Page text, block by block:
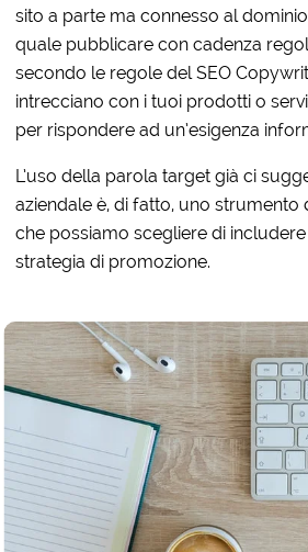
sito a parte ma connesso al
quale pubblicare con cadenza
secondo le regole del SEO
intrecciano con i tuoi prodotti o
per rispondere ad un’esigenza
L’uso della parola target già ci
aziendale è, di fatto, uno strumento
che possiamo scegliere di
strategia di promozione.